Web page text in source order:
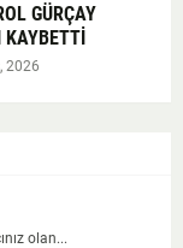
GÜRÇAY
KAYBETTİ
2026
olan...